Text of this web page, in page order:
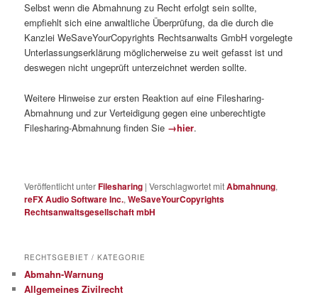
Selbst wenn die Abmahnung zu Recht erfolgt sein sollte,
empfiehlt sich eine anwaltliche Überprüfung, da die durch die
Kanzlei WeSaveYourCopyrights Rechtsanwalts GmbH vorgelegte
Unterlassungserklärung möglicherweise zu weit gefasst ist und
deswegen nicht ungeprüft unterzeichnet werden sollte.
Weitere Hinweise zur ersten Reaktion auf eine Filesharing-
Abmahnung und zur Verteidigung gegen eine unberechtigte
Filesharing-Abmahnung finden Sie →hier.
Veröffentlicht unterFilesharing |Verschlagwortet mitAbmahnung,
reFX Audio Software Inc.,WeSaveYourCopyrights
Rechtsanwaltsgesellschaft mbH
RECHTSGEBIET / KATEGORIE
Abmahn-Warnung
Allgemeines Zivilrecht